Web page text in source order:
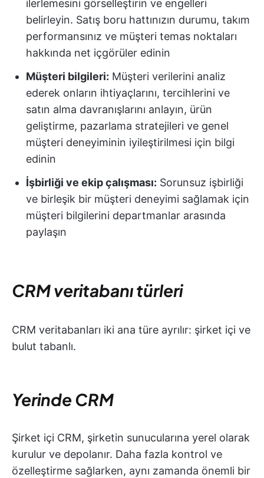
ilerlemesini görselleştirin ve engelleri
belirleyin. Satış boru hattınızın durumu, takım
performansınız ve müşteri temas noktaları
hakkında net içgörüler edinin
Müşteri bilgileri: Müşteri verilerini analiz
ederek onların ihtiyaçlarını, tercihlerini ve
satın alma davranışlarını anlayın, ürün
geliştirme, pazarlama stratejileri ve genel
müşteri deneyiminin iyileştirilmesi için bilgi
edinin
İşbirliği ve ekip çalışması: Sorunsuz işbirliği
ve birleşik bir müşteri deneyimi sağlamak için
müşteri bilgilerini departmanlar arasında
paylaşın
CRM veritabanı türleri
CRM veritabanları iki ana türe ayrılır: şirket içi ve
bulut tabanlı.
Yerinde CRM
Şirket içi CRM, şirketin sunucularına yerel olarak
kurulur ve depolanır. Daha fazla kontrol ve
özelleştirme sağlarken, aynı zamanda önemli bir